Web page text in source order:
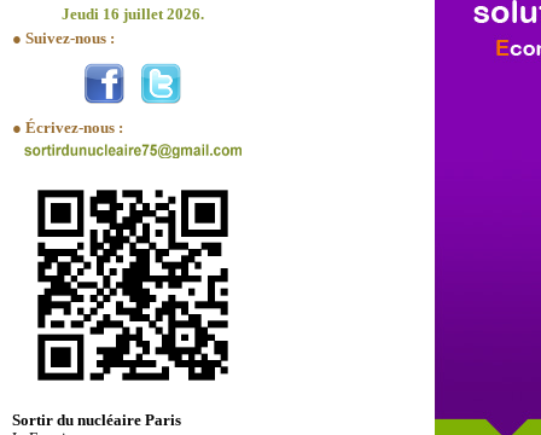
Jeudi 16 juillet 2026.
● Suivez-nous :
● Écrivez-nous :
Sortir du nucléaire Paris